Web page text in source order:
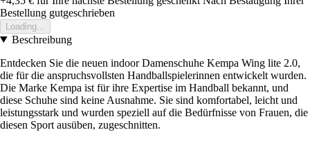
Bestellung gutgeschrieben
Loading...
Beschreibung
Entdecken Sie die neuen indoor Damenschuhe Kempa Wing lite 2.0,
die für die anspruchsvollsten Handballspielerinnen entwickelt wurden.
Die Marke Kempa ist für ihre Expertise im Handball bekannt, und
diese Schuhe sind keine Ausnahme. Sie sind komfortabel, leicht und
leistungsstark und wurden speziell auf die Bedürfnisse von Frauen, die
diesen Sport ausüben, zugeschnitten.